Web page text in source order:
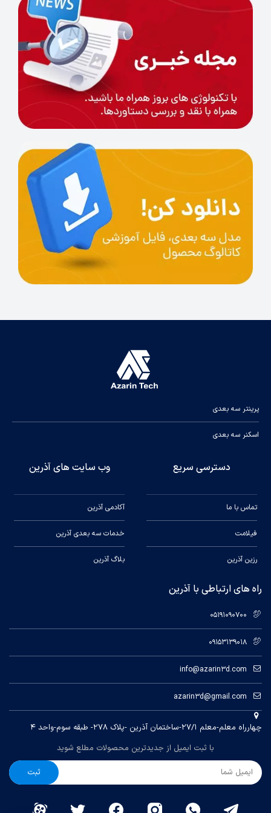
پرینتر سه بعدی
اسکنر سه بعدی
دسترسی سریع
تماس با ما
فیلامت
رزین آذرین
وب سایت های آذرین
آکادمی آذرین
خدمات سه بعدی آذرین
بلاگ آذرین
راه های ارتباطی با آذرین
05191090700
09153139018
info@azarin3d.com
azarin3d@gmail.com
چهارراه معلم-معلم ۲۷/۱-ساختمان آذرین -پلاک ۲۷۸- طبقه سوم-واحد ۴
با ثبت ایمیل از جدیدترین محصولات مطلع شوید
ثبت